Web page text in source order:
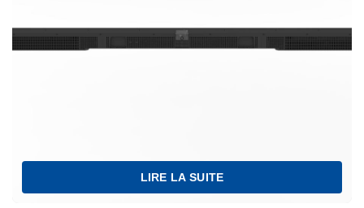
LIRE LA SUITE